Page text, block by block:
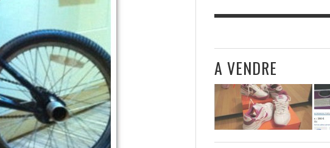
A VENDRE